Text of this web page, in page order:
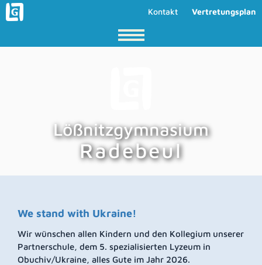
Kontakt Vertretungsplan
Lößnitzgymnasium
Radebeul
We stand with Ukraine!
Wir wünschen allen Kindern und den Kollegium unserer
Partnerschule, dem 5. spezialisierten Lyzeum in
Obuchiv/Ukraine, alles Gute im Jahr 2026.